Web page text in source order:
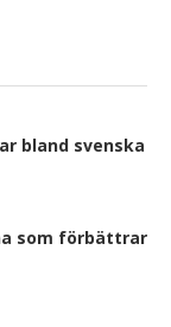
bland svenska
som förbättrar